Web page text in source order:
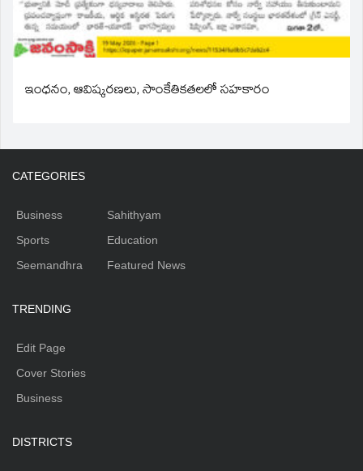
ఇంధనం, ఆవిష్కరణలు, సాంకేతికతలలో సహకారం
CATEGORIES
Business
Sports
Seemandhra
Sahithyam
Education
Featured News
TRENDING
Edit Page
Cover Stories
Business
DISTRICTS